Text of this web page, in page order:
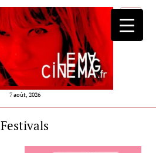
7 août, 2026
menu
Festivals